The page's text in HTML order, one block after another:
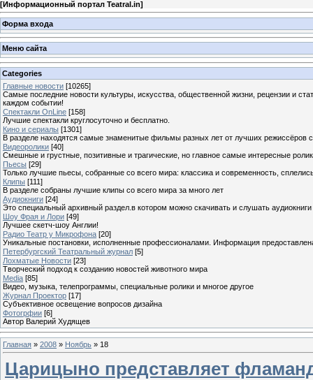
[Информационный портал Teatral.in]
Форма входа
Меню сайта
Categories
Главные новости [10265]
Самые последние новости культуры, искусства, общественной жизни, рецензии и
каждом событии!
Спектакли OnLine [158]
Лучшие спектакли круглосуточно и бесплатно.
Кино и сериалы [1301]
В разделе находятся самые знаменитые фильмы разных лет от лучших режиссёров
Видеоролики [40]
Смешные и грустные, позитивные и трагические, но главное самые интересные
Пьесы [29]
Только лучшие пьесы, собранные со всего мира: классика и современность,
Клипы [111]
В разделе собраны лучшие клипы со всего мира за много лет
Аудиокниги [24]
Это специальный архивный раздел.в котором можно скачивать и слушать
Шоу Фрая и Лори [49]
Лучшее скетч-шоу Англии!
Радио Театр у Микрофона [20]
Уникальные постановки, исполненные профессионалами. Информация
Петербургский Театральный журнал [5]
Лохматые Новости [23]
Творческий подход к созданию новостей животного мира
Media [85]
Видео, музыка, телепрограммы, специальные ролики и многое другое
Журнал Проектор [17]
Субъективное освещение вопросов дизайна
Фотогрфии [6]
Автор Валерий Худящев
Главная » 2008 » Ноябрь » 18
Царицыно представляет